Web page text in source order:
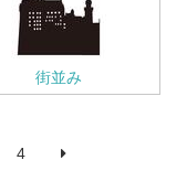
街並み
4